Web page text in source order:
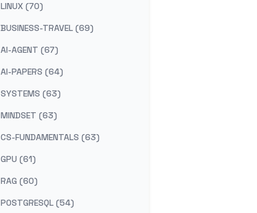
LINUX (70)
BUSINESS-TRAVEL (69)
AI-AGENT (67)
AI-PAPERS (64)
SYSTEMS (63)
MINDSET (63)
CS-FUNDAMENTALS (63)
GPU (61)
RAG (60)
POSTGRESQL (54)